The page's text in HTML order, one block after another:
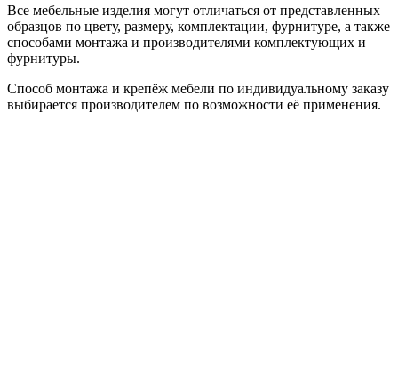
Все мебельные изделия могут отличаться от представленных
образцов по цвету, размеру, комплектации, фурнитуре, а также
способами монтажа и производителями комплектующих и
фурнитуры.
Способ монтажа и крепёж мебели по индивидуальному заказу
выбирается производителем по возможности её применения.